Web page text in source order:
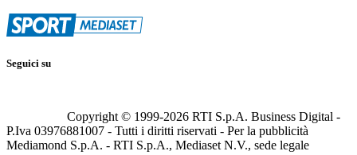
Seguici su
Copyright © 1999-2026 RTI S.p.A. Business Digital -
P.Iva 03976881007 - Tutti i diritti riservati - Per la pubblicità
Mediamond S.p.A. - RTI S.p.A., Mediaset N.V., sede legale